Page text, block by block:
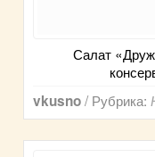
Салат
vkusno/ Рубрика: